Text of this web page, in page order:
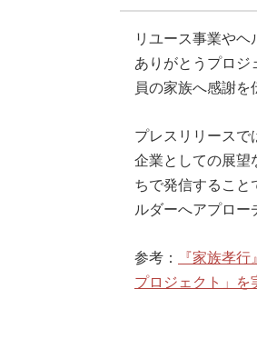
リユース事業や
ありがとうプロジ
員の家族へ感謝を
プレスリリースで
企業としての展望
ちで発信すること
ルダーへアプロー
参考：
『家族孝
プロジェクト」を